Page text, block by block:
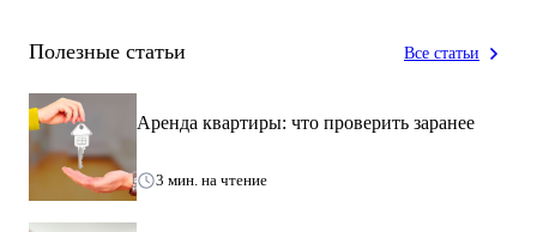
🔹микроволновая печь;
🔹духовой шкаф;
🔹утюг, гладильная доска, фен;
🔹телевизор;
🔹интернет;
Полезные статьи Все статьи
Аренда квартиры: что проверить заранее
3 мин. на чтение